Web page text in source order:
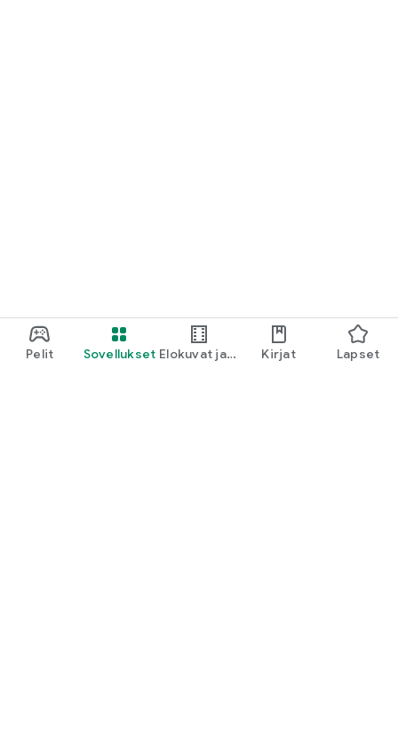
Pelit Sovellukset Elokuvat ja
Kirjat Lapset